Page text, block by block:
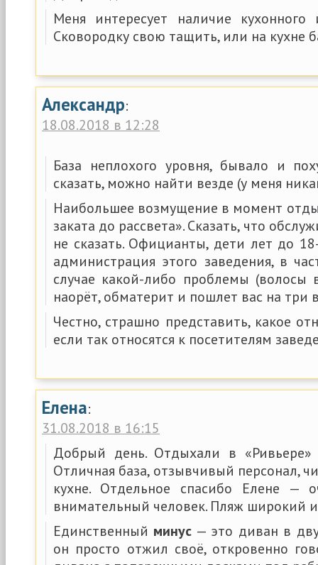
Меня интересует наличие кухонного
Сковородку свою тащить, или на кухне
Александр:
18.08.2018 в 12:28
База неплохого уровня, бывало и
сказать, можно найти везде (у меня
Наибольшее возмущение в момент
заката до рассвета». Сказать, что
не сказать. Официанты, дети лет до
администрация этого заведения, в
случае какой-либо проблемы
наорёт, обматерит и пошлет вас на три
Честно, страшно представить, какое
если так относятся к посетителям
Елена:
31.08.2018 в 16:15
Добрый день. Отдыхали в «Ривьере»
Отличная база, отзывчивый персонал,
кухне. Отдельное спасибо Елене —
внимательный человек. Пляж широкий
Единственный минус — это диван в
он просто отжил своё, откровенно